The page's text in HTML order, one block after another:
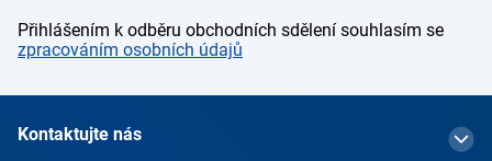
Přihlášením k odběru obchodních sdělení souhlasím se
zpracováním osobních údajů
Kontaktujte nás